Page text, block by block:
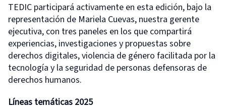
TEDIC participará activamente en esta edición, bajo la
representación de Mariela Cuevas, nuestra gerente
ejecutiva, con tres paneles en los que compartirá
experiencias, investigaciones y propuestas sobre
derechos digitales, violencia de género facilitada por la
tecnología y la seguridad de personas defensoras de
derechos humanos.
Líneas temáticas 2025